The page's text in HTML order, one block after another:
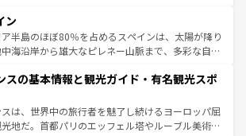
スカーナの美しい田園風景やアマルフィ海岸の絶
自然景観も見逃せない。観光の合間には、本場の
スタなど、絶品のイタリア料理を堪能することも
れるイタリアで、忘れられない旅をしてみよう！
着のイタリア情報は
ン
半島のほぼ80％を占めるスペインは、太陽が降り
海沿岸から雄大なピレネー山脈まで、多彩な自然
付くこの国では、情熱的なフラメンコ、熱気あふ
、そして美味しいタパスが生活の一部となってい
マドリードの洗練された雰囲気や、バルセロナの
溢れた街角から、地方では古代ローマ遺跡や中世
スの基本情報と観光ガイド・有名観光スポ
は、世界中の旅行者を魅了し続けるヨーロッパ屈
地だ。首都パリのエッフェル塔やルーブル美術館